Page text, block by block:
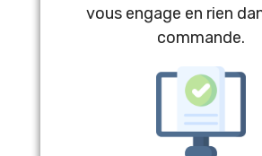
vous engage en rien
commande.